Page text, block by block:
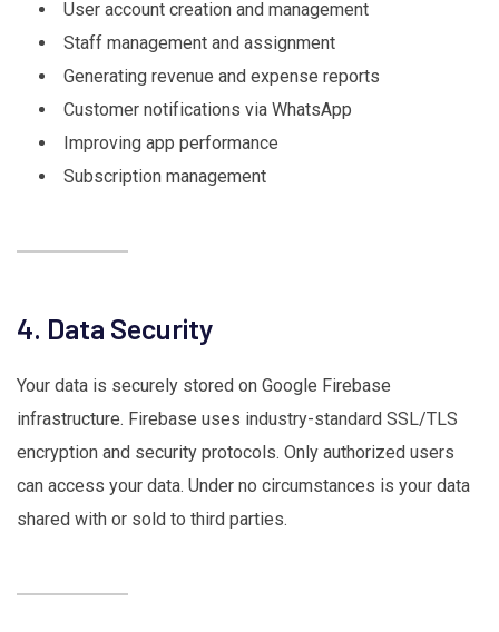
User account creation and management
Staff management and assignment
Generating revenue and expense reports
Customer notifications via WhatsApp
Improving app performance
Subscription management
4. Data Security
Your data is securely stored on Google Firebase
infrastructure. Firebase uses industry-standard SSL/TLS
encryption and security protocols. Only authorized users
can access your data. Under no circumstances is your data
shared with or sold to third parties.